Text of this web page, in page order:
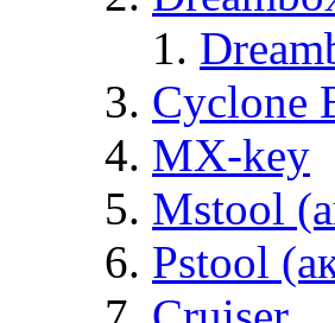
Cyclone
MX-key
Mstool
Pstool